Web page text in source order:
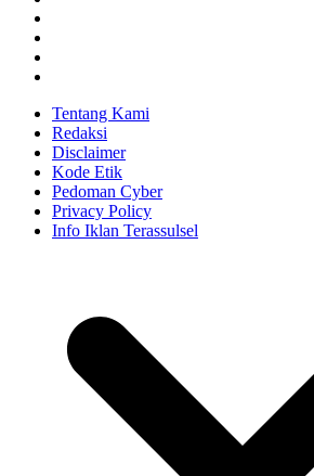
Tentang Kami
Redaksi
Disclaimer
Kode Etik
Pedoman Cyber
Privacy Policy
Info Iklan Terassulsel